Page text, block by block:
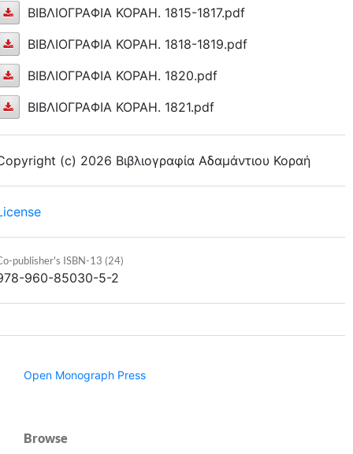
ΒΙΒΛΙΟΓΡΑΦΙΑ ΚΟΡΑΗ. 1815-1817.pdf
ΒΙΒΛΙΟΓΡΑΦΙΑ ΚΟΡΑΗ. 1818-1819.pdf
ΒΙΒΛΙΟΓΡΑΦΙΑ ΚΟΡΑΗ. 1820.pdf
ΒΙΒΛΙΟΓΡΑΦΙΑ ΚΟΡΑΗ. 1821.pdf
(c) 2026 Βιβλιογραφία Αδαμάντιου Κοραή
publisher's ISBN-13 (24)
960-85030-5-2
Open Monograph Press
Browse